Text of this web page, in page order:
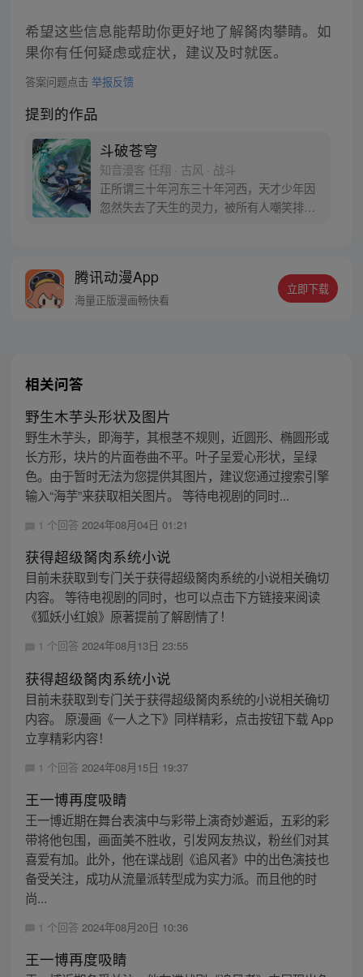
希望这些信息能帮助你更好地了解胬肉攀睛。如
果你有任何疑虑或症状，建议及时就医。
答案问题点击 举报反馈
提到的作品
斗破苍穹
知音漫客 任翔 · 古风 · 战斗
正所谓三十年河东三十年河西，天才少年因
忽然失去了天生的灵力，被所有人嘲笑排
腾讯动漫App
海量正版漫画畅快看
立即下载
相关问答
野生木芋头形状及图片
野生木芋头，即海芋，其根茎不规则，近圆形、椭圆形或
长方形，块片的片面卷曲不平。叶子呈爱心形状，呈绿
色。由于暂时无法为您提供其图片，建议您通过搜索引擎
输入“海芋”来获取相关图片。 等待电视剧的同时...
1 个回答 2024年08月04日 01:21
获得超级胬肉系统小说
目前未获取到专门关于获得超级胬肉系统的小说相关确切
内容。 等待电视剧的同时，也可以点击下方链接来阅读
《狐妖小红娘》原著提前了解剧情了！
1 个回答 2024年08月13日 23:55
获得超级胬肉系统小说
目前未获取到专门关于获得超级胬肉系统的小说相关确切
内容。 原漫画《一人之下》同样精彩，点击按钮下载 App
立享精彩内容！
1 个回答 2024年08月15日 19:37
王一博再度吸睛
王一博近期在舞台表演中与彩带上演奇妙邂逅，五彩的彩
带将他包围，画面美不胜收，引发网友热议，粉丝们对其
喜爱有加。此外，他在谍战剧《追风者》中的出色演技也
备受关注，成功从流量派转型成为实力派。而且他的时
尚...
1 个回答 2024年08月20日 10:36
王一博再度吸睛